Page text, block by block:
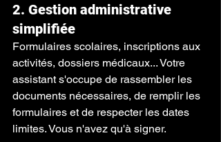
2. Gestion administrative
simplifiée
Formulaires scolaires, inscriptions aux
activités, dossiers médicaux... Votre
assistant s'occupe de rassembler les
documents nécessaires, de remplir les
formulaires et de respecter les dates
limites. Vous n'avez qu'à signer.